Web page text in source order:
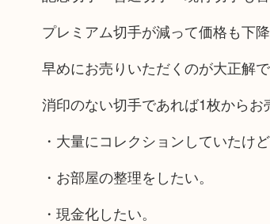
プレミアム切手が減って価格も下
早めにお売りいただくのが大正解
消印のない切手であれば1枚からお
・大量にコレクションしていたけ
・お部屋の整理をしたい。
・現金化したい。